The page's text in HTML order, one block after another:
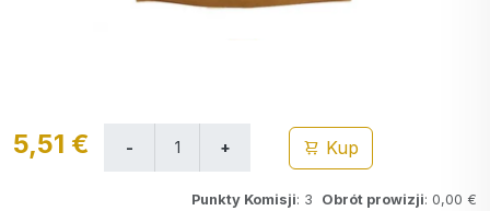
5,51 € Kup
Punkty Komisji: 3 Obrót prowizji: 0,00 €